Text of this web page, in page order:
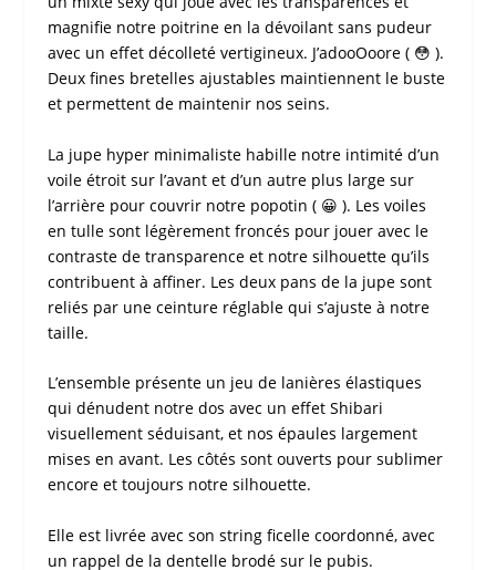
magnifie notre poitrine en la dévoilant sans pudeur
avec un effet décolleté vertigineux. J’adooOoore ( 😳 ).
Deux fines bretelles ajustables maintiennent le buste
et permettent de maintenir nos seins.
La jupe hyper minimaliste habille notre intimité d’un
voile étroit sur l’avant et d’un autre plus large sur
l’arrière pour couvrir notre popotin ( 😀 ). Les voiles
en tulle sont légèrement froncés pour jouer avec le
contraste de transparence et notre silhouette qu’ils
contribuent à affiner. Les deux pans de la jupe sont
reliés par une ceinture réglable qui s’ajuste à notre
taille.
L’ensemble présente un jeu de lanières élastiques
qui dénudent notre dos avec un effet Shibari
visuellement séduisant, et nos épaules largement
mises en avant. Les côtés sont ouverts pour sublimer
encore et toujours notre silhouette.
Elle est livrée avec son string ficelle coordonné, avec
un rappel de la dentelle brodé sur le pubis.